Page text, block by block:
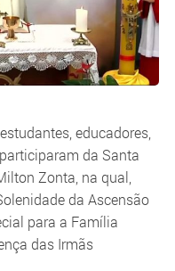
educadores,
da Santa
Zonta, na qual,
da Ascensão
para a Família
das Irmãs